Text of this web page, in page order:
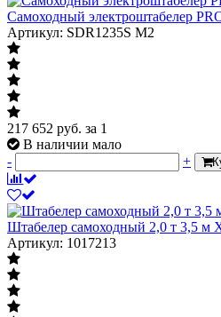
Самоходный электроштабелер
Артикул: SDR1235S M2
217 652 руб. за 1
В наличии мало
-
+
Штабелер самоходный 2,0 т 3,5
Артикул: 1017213